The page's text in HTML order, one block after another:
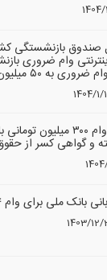
صندوق بازنشستگی
وام ضروری
به ۵۰ میلیون تومان
پرداخت وام ۳۰۰
و گواهی کسر از
بانک ملی برای وام 1404